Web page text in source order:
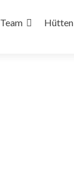
Team Hütten